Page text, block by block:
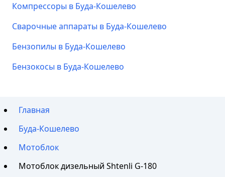
Компрессоры в Буда-Кошелево
Сварочные аппараты в Буда-Кошелево
Бензопилы в Буда-Кошелево
Бензокосы в Буда-Кошелево
Главная
Буда-Кошелево
Мотоблок
Мотоблок дизельный Shtenli G-180